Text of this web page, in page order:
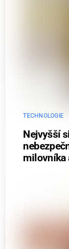
TECHNOLOGIE
Nejvyšší
milovníka